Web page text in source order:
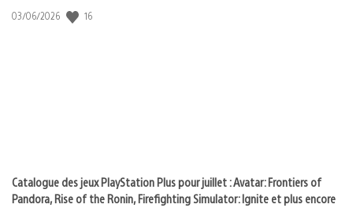
:
Date
03/06/2026 16
Catalogue des jeux PlayStation Plus pour juillet : Avatar: Frontiers of
Pandora, Rise of the Ronin, Firefighting Simulator: Ignite et plus encore